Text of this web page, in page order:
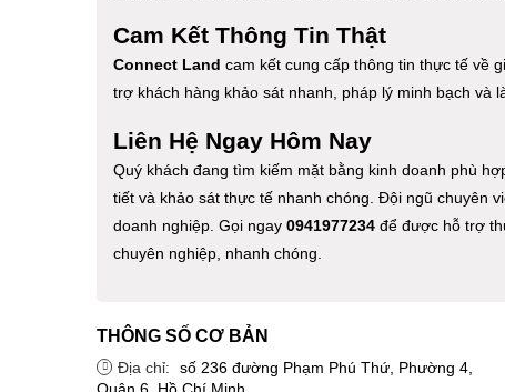
Cam Kết Thông Tin Thật
Connect Land cam kết cung cấp thông tin thực tế về
trợ khách hàng khảo sát nhanh, pháp lý minh bạch và
Liên Hệ Ngay Hôm Nay
Quý khách đang tìm kiếm mặt bằng kinh doanh phù
tiết và khảo sát thực tế nhanh chóng. Đội ngũ chuyên
doanh nghiệp. Gọi ngay 0941977234 để được hỗ trợ
chuyên nghiệp, nhanh chóng.
THÔNG SỐ CƠ BẢN
Địa chỉ:
số 236 đường Phạm Phú Thứ, Phường 4,